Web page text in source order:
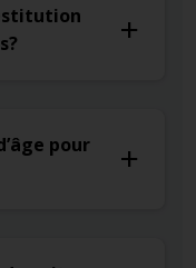
pour